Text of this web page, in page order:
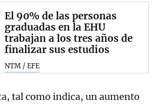
El 90% de las personas
graduadas en la EHU
trabajan a los tres años de
finalizar sus estudios
NTM / EFE
tal como indica, un aumento